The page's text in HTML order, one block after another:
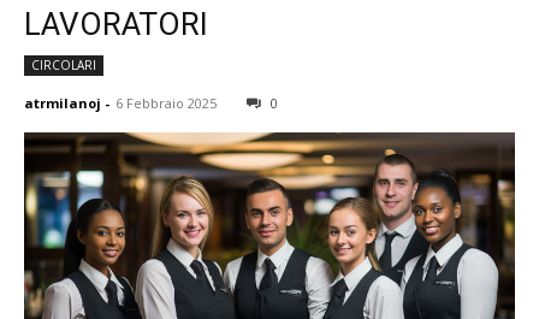
LAVORATORI
CIRCOLARI
atrmilanoj - 6 Febbraio 2025 0